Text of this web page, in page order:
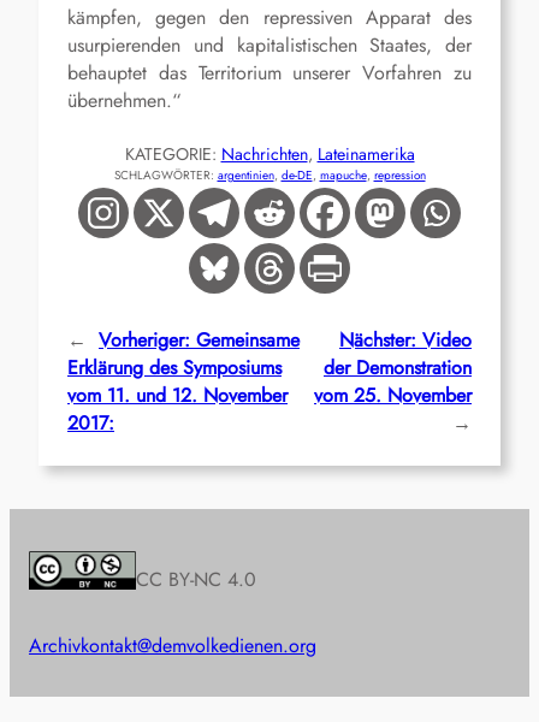
kämpfen, gegen den repressiven Apparat des
usurpierenden und kapitalistischen Staates, der
behauptet das Territorium unserer Vorfahren zu
übernehmen.“
KATEGORIE: Nachrichten, Lateinamerika
SCHLAGWÖRTER: argentinien, de-DE, mapuche, repression
← Vorheriger: Gemeinsame
Erklärung des Symposiums
vom 11. und 12. November
2017:
Nächster: Video
der Demonstration
vom 25. November
→
CC BY-NC 4.0
Archivkontakt@demvolkedienen.org